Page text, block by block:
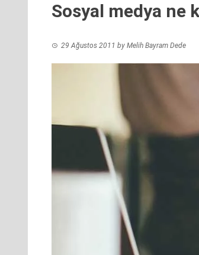
Sosyal medya ne
29 Ağustos 2011 by Melih Bayram Dede